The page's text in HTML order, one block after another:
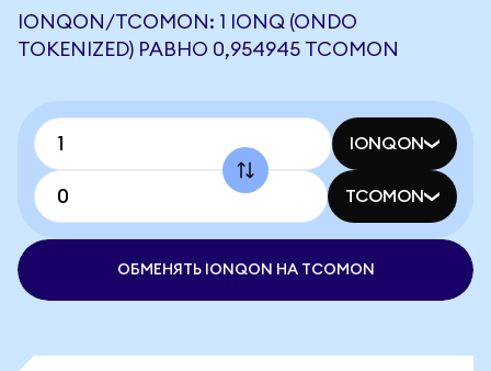
IONQON/TCOMON: 1 IONQ (ONDO
TOKENIZED) РАВНО 0,954945 TCOMON
IONQON
TCOMON
ОБМЕНЯТЬ IONQON НА TCOMON